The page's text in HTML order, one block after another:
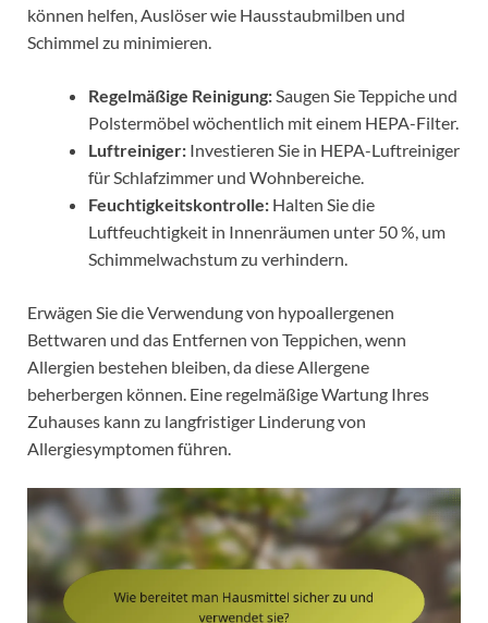
können helfen, Auslöser wie Hausstaubmilben und
Schimmel zu minimieren.
Regelmäßige Reinigung:Saugen Sie Teppiche und
Polstermöbel wöchentlich mit einem HEPA-Filter.
Luftreiniger: Investieren Sie in HEPA-Luftreiniger
für Schlafzimmer und Wohnbereiche.
Feuchtigkeitskontrolle: Halten Sie die
Luftfeuchtigkeit in Innenräumen unter 50 %, um
Schimmelwachstum zu verhindern.
Erwägen Sie die Verwendung von hypoallergenen
Bettwaren und das Entfernen von Teppichen, wenn
Allergien bestehen bleiben, da diese Allergene
beherbergen können. Eine regelmäßige Wartung Ihres
Zuhauses kann zu langfristiger Linderung von
Allergiesymptomen führen.